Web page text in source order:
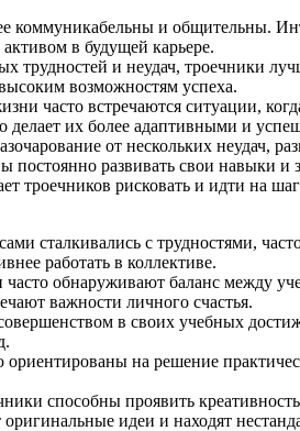
коммуникабельны и общительны.
в будущей карьере.
трудностей и неудач, троечники
возможностям успеха.
часто встречаются ситуации,
делает их более адаптивными и
от нескольких неудач,
постоянно развивать свои навыки и
троечников рисковать и идти на
сталкивались с трудностями,
работать в коллективе.
обнаруживают баланс между
важности личного счастья.
в своих учебных
на решение
способны проявить
идеи и находят